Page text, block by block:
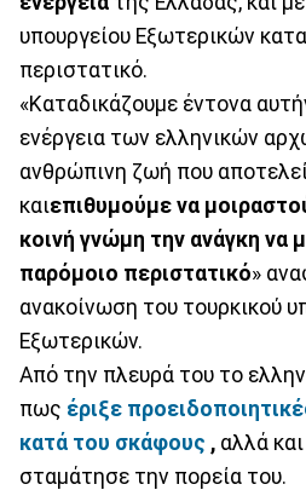
υπουργείου Εξωτερικών
περιστατικό.
«Καταδικάζουμε έντονα
ενέργεια των ελληνικών
ανθρώπινη ζωή που
καιεπιθυμούμε να
κοινή γνώμη την ανάγκη να
παρόμοιο περιστατικό»
ανακοίνωση του τουρκικού
Εξωτερικών.
Από την πλευρά του το
πως έριξε
κατά του σκάφους , αλλά
σταμάτησε την πορεία του.